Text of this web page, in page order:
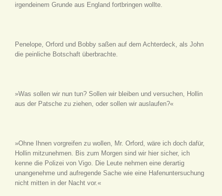
irgendeinem Grunde aus England fortbringen wollte.
Penelope, Orford und Bobby saßen auf dem Achterdeck, als John
die peinliche Botschaft überbrachte.
»Was sollen wir nun tun? Sollen wir bleiben und versuchen, Hollin
aus der Patsche zu ziehen, oder sollen wir auslaufen?«
»Ohne Ihnen vorgreifen zu wollen, Mr. Orford, wäre ich doch dafür,
Hollin mitzunehmen. Bis zum Morgen sind wir hier sicher, ich
kenne die Polizei von Vigo. Die Leute nehmen eine derartig
unangenehme und aufregende Sache wie eine Hafenuntersuchung
nicht mitten in der Nacht vor.«